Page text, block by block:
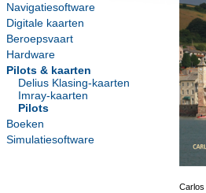
Navigatiesoftware
Digitale kaarten
Beroepsvaart
Hardware
Pilots & kaarten
Delius Klasing-kaarten
Imray-kaarten
Pilots
Boeken
Simulatiesoftware
Carlos